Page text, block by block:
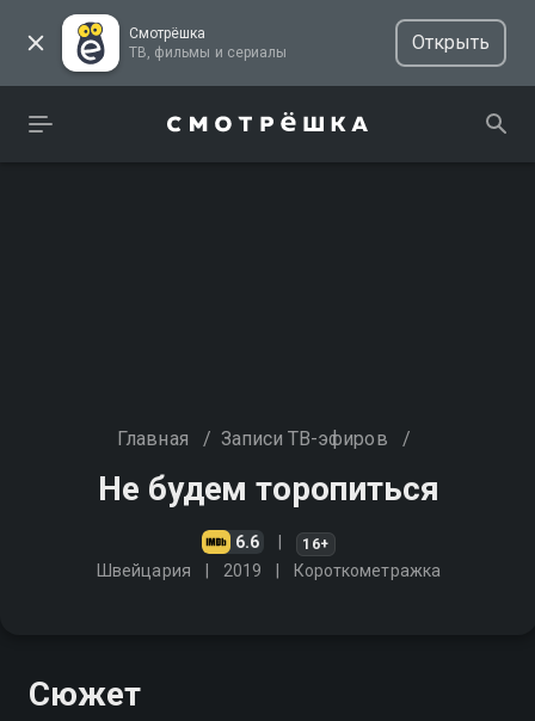
Смотрёшка
ТВ, фильмы и сериалы
Открыть
Главная / Записи ТВ-эфиров /
Не будем торопиться
6.6 16+
Швейцария 2019 Короткометражка
Сюжет